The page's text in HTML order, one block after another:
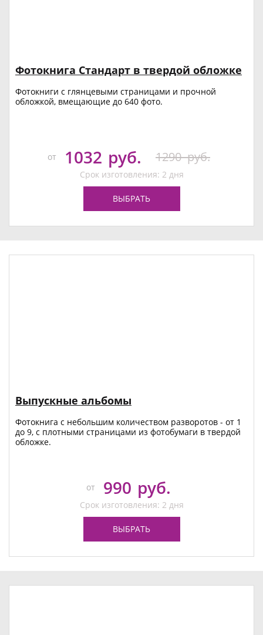
Фотокнига Стандарт в твердой обложке
Фотокниги с глянцевыми страницами и прочной
обложкой, вмещающие до 640 фото.
от 1032 руб. 1290 руб.
Срок изготовления: 2 дня
ВЫБРАТЬ
Выпускные альбомы
Фотокнига с небольшим количеством разворотов - от 1
до 9, с плотными страницами из фотобумаги в твердой
обложке.
от 990 руб.
Срок изготовления: 2 дня
ВЫБРАТЬ